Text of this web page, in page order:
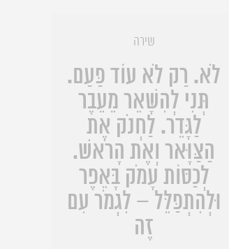
שירה
לֹא. רַק לֹא עוֹד פַּעַם.
תְּנִי לְהִשָּׁאֵר מֵעֵבֶר
לַגָּדֵר. לַחְנֹק אֶת
הַצַּוָּאר וְאֶת הָרֹאשׁ.
לְכַסּוֹת עָמֹק בָּאֵפֶר
וּלְהִתְפַּלֵּל – לִגְמֹר עִם
זֶה